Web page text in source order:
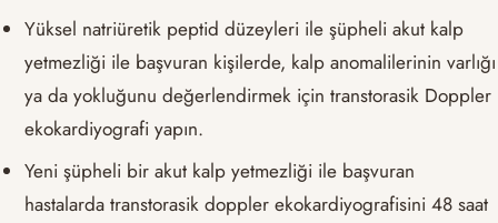
Yüksel natriüretik peptid düzeyleri ile şüpheli akut kalp
yetmezliği ile başvuran kişilerde, kalp anomalilerinin varlığı
ya da yokluğunu değerlendirmek için transtorasik Doppler
ekokardiyografi yapın.
Yeni şüpheli bir akut kalp yetmezliği ile başvuran
hastalarda transtorasik doppler ekokardiyografisini 48 saat